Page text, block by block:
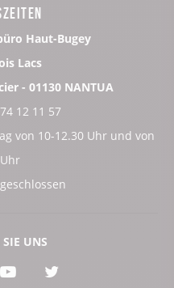
Haut-Bugey
Lacs
- 01130 NANTUA
12 11 57
von 10-12.30 Uhr und von
SIE UNS
Voir Voir